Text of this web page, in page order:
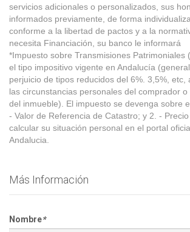
servicios adicionales o personalizados, sus
informados previamente, de forma
conforme a la libertad de pactos y a la
necesita Financiación, su banco le informará
*Impuesto sobre Transmisiones Patrimoniales
el tipo impositivo vigente en Andalucía
perjuicio de tipos reducidos del 6%. 3,5%, etc,
las circunstancias personales del comprador
del inmueble). El impuesto se devenga sobre
- Valor de Referencia de Catastro; y 2. -
calcular su situación personal en el portal
Andalucia.
Más Información
Nombre*